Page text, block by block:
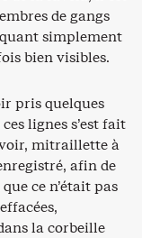
de gangs
simplement
bien visibles.
pris quelques
lignes s’est fait
voir, mitraillette à
afin de
ce n’était pas
la corbeille